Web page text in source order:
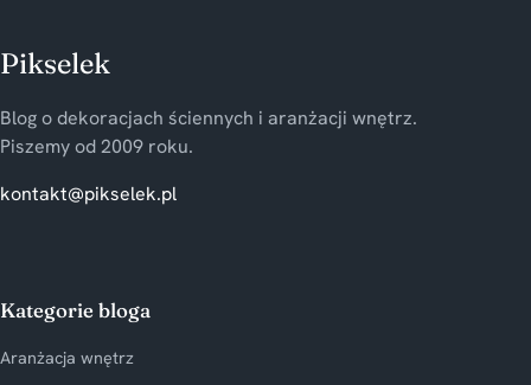
Pikselek
Blog o dekoracjach ściennych i aranżacji wnętrz.
Piszemy od 2009 roku.
kontakt@pikselek.pl
Kategorie bloga
Aranżacja wnętrz